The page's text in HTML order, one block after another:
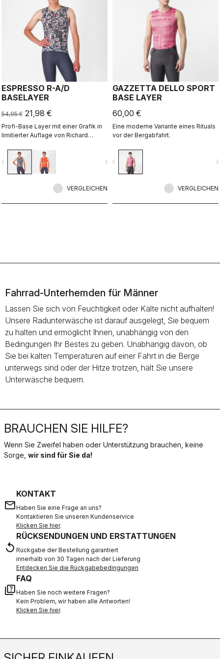
ESPRESSO R-A/D
BASELAYER
54,95 € 21,98 €
Profi-Base Layer mit einer Grafik in
limitierter Auflage von Richard
navigate_next
VERGLEICHEN
GAZZETTA DELLO SPORT
BASE LAYER
60,00 €
Eine moderne Variante eines Rituals
vor der Bergabfahrt.
navigate_before
VERGLEICHEN
Fahrrad-Unterhemden für Männer
Lassen Sie sich von Feuchtigkeit oder Kälte nicht aufhalten!
Unsere Radunterwäsche ist darauf ausgelegt, Sie bequem
zu halten und ermöglicht Ihnen, unabhängig von den
Bedingungen Ihr Bestes zu geben. Unabhängig davon, ob
Sie bei kalten Temperaturen auf einer Fahrt in die Berge
unterwegs sind oder der Hitze trotzen, hält Sie unsere
Unterwäsche bequem.
BRAUCHEN SIE HILFE?
Wenn Sie Zweifel haben oder Unterstützung brauchen, keine
Sorge, wir sind für Sie da!
email
KONTAKT
Haben Sie eine Frage an uns?
Kontaktieren Sie unseren Kundenservice
Klicken Sie hier.
replay
RÜCKSENDUNGEN UND ERSTATTUNGEN
Rückgabe der Bestellung garantiert
innerhalb von 30 Tagen nach der Lieferung
Entdecken Sie die Rückgabebedingungen
quiz
FAQ
Haben Sie noch weitere Fragen?
Kein Problem, wir haben alle Antworten!
Klicken Sie hier.